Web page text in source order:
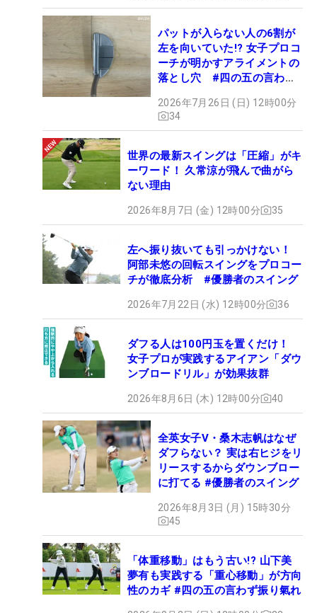
パットが入らない人の6割が
左を向いていた!? 女子プロコ
ーチが明かすアライメントの
落とし穴 #四の五の言わず
2026年7月26日 (日) 12時00分
34
世界の最新スイングは「圧縮」がキ
ーワード！ 久常涼が飛んで曲がら
ない理由
2026年8月7日 (金) 12時00分 35
左へ振り抜いても引っかけない！
阿部未悠の回転スイングをプロコー
チが徹底分析 #優勝者のスイング
2026年7月22日 (水) 12時00分 36
ダフる人は100円玉を置くだけ！
女子プロが実践するアイアン「ダウ
ンブロードリル」が効果抜群
2026年8月6日 (木) 12時00分 40
全英女子V・桑木志帆はなぜ
ダフらない？ 実は右ヒジをリ
リースするからダウンブロー
に打てる #優勝者のスイング
2026年8月3日 (月) 15時30分
45
「体重移動」はもう古い!? 山下美
夢有も実践する「重心移動」が方向
性のカギ #四の五の言わず振り氣れ